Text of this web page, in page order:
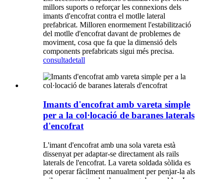
millors suports o reforçar les connexions dels
imants d'encofrat contra el motlle lateral
prefabricat. Milloren enormement l'estabilització
del motlle d'encofrat davant de problemes de
moviment, cosa que fa que la dimensió dels
components prefabricats sigui més precisa.
consultadetall
Imants d'encofrat amb vareta simple
per a la col·locació de baranes laterals
d'encofrat
L'imant d'encofrat amb una sola vareta està
dissenyat per adaptar-se directament als rails
laterals de l'encofrat. La vareta soldada sòlida es
pot operar fàcilment manualment per penjar-la als